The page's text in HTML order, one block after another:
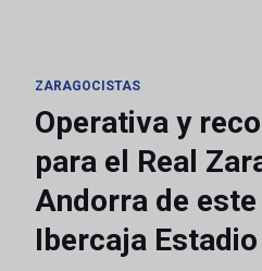
ZARAGOCISTAS
Operativa y
para el Real
Andorra de
Ibercaja Estadio